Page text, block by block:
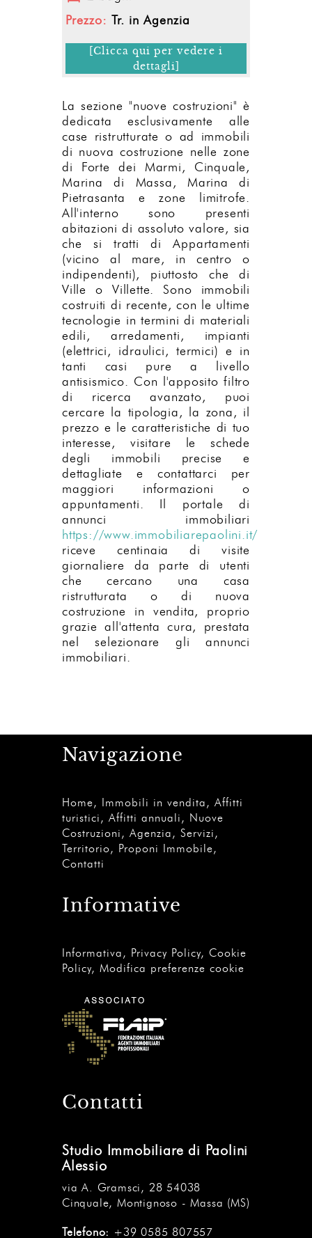
Prezzo: Tr. in Agenzia
[Clicca qui per vedere i
dettagli]
La sezione "nuove costruzioni" è
dedicata esclusivamente alle
case ristrutturate o ad immobili
di nuova costruzione nelle zone
di Forte dei Marmi, Cinquale,
Marina di Massa, Marina di
Pietrasanta e zone limitrofe.
All'interno sono presenti
abitazioni di assoluto valore, sia
che si tratti di Appartamenti
(vicino al mare, in centro o
indipendenti), piuttosto che di
Ville o Villette. Sono immobili
costruiti di recente, con le ultime
tecnologie in termini di materiali
edili, arredamenti, impianti
(elettrici, idraulici, termici) e in
tanti casi pure a livello
antisismico. Con l'apposito filtro
di ricerca avanzato, puoi
cercare la tipologia, la zona, il
prezzo e le caratteristiche di tuo
interesse, visitare le schede
degli immobili precise e
dettagliate e contattarci per
maggiori informazioni o
appuntamenti. Il portale di
annunci immobiliari
https://www.immobiliarepaolini.it/
riceve centinaia di visite
giornaliere da parte di utenti
che cercano una casa
ristrutturata o di nuova
costruzione in vendita, proprio
grazie all'attenta cura, prestata
nel selezionare gli annunci
immobiliari.
Navigazione
Home, Immobili in vendita , Affitti
turistici , Affitti annuali , Nuove
Costruzioni , Agenzia , Servizi ,
Territorio, Proponi Immobile,
Contatti
Informative
Informativa , Privacy Policy, Cookie
Policy, Modifica preferenze cookie
Contatti
Studio Immobiliare di Paolini
Alessio
via A. Gramsci, 28 54038
Cinquale, Montignoso - Massa (MS)
Telefono: +39 0585 807557